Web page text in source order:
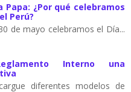
Papa: ¿Por qué celebramos
Perú?
de mayo celebramos el Día...
Interno una
diferentes modelos de